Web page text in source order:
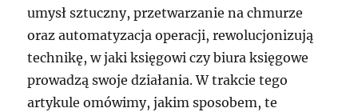
umysł sztuczny, przetwarzanie na chmurze
oraz automatyzacja operacji, rewolucjonizują
technikę, w jaki księgowi czy biura księgowe
prowadzą swoje działania. W trakcie tego
artykule omówimy, jakim sposobem, te